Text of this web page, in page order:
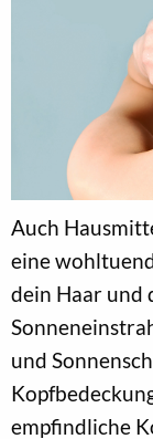
Auch
eine
dein Haar und
und
empfindliche